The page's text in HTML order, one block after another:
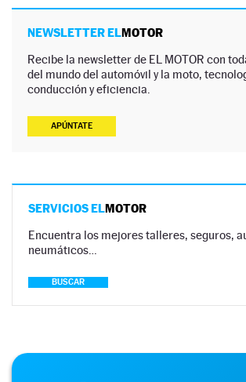
NEWSLETTER ELMOTOR
Recibe la newsletter de EL MOTOR con
del mundo del automóvil y la moto,
conducción y eficiencia.
APÚNTATE
SERVICIOS ELMOTOR
Encuentra los mejores talleres, seguros,
neumáticos…
BUSCAR